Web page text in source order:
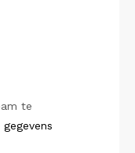
te